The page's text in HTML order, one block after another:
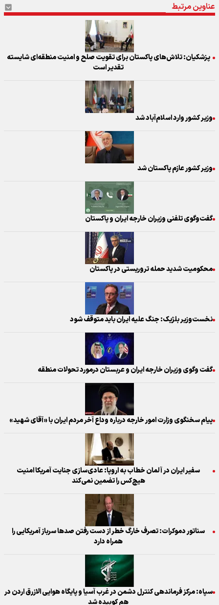
عناوین مرتبط
پزشکیان: تلاش‌های پاکستان برای تقویت صلح و امنیت منطقه‌ای شایسته
تقدیر است
وزیر کشور وارد اسلام‌آباد شد
وزیر کشور عازم پاکستان شد
گفت‌وگوی تلفنی وزیران خارجه ایران و پاکستان
محکومیت شدید حمله تروریستی در پاکستان
نخست‌وزیر بلژیک: جنگ علیه ایران باید متوقف شود
گفت‌ وگوی وزیران خارجه ایران و عربستان درمورد تحولات منطقه
پیام سخنگوی وزارت امور خارجه درباره وداع آخر مردم ایران با «آقای شهید»
سفیر ایران در آلمان خطاب به اروپا: عادی‌سازی جنایت آمریکا امنیت
هیچ‌کس را تضمین نمی‌کند
سناتور دموکرات: تصرف خارگ خطر از دست رفتن صدها سرباز آمریکایی را
همراه دارد
سپاه: مرکز فرماندهی کنترل دشمن در غرب آسیا و پایگاه هوایی الازرق اردن در
هم کوبیده شد